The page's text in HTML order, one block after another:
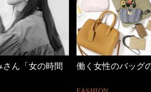
働く女性のバッグの中身
【ワー